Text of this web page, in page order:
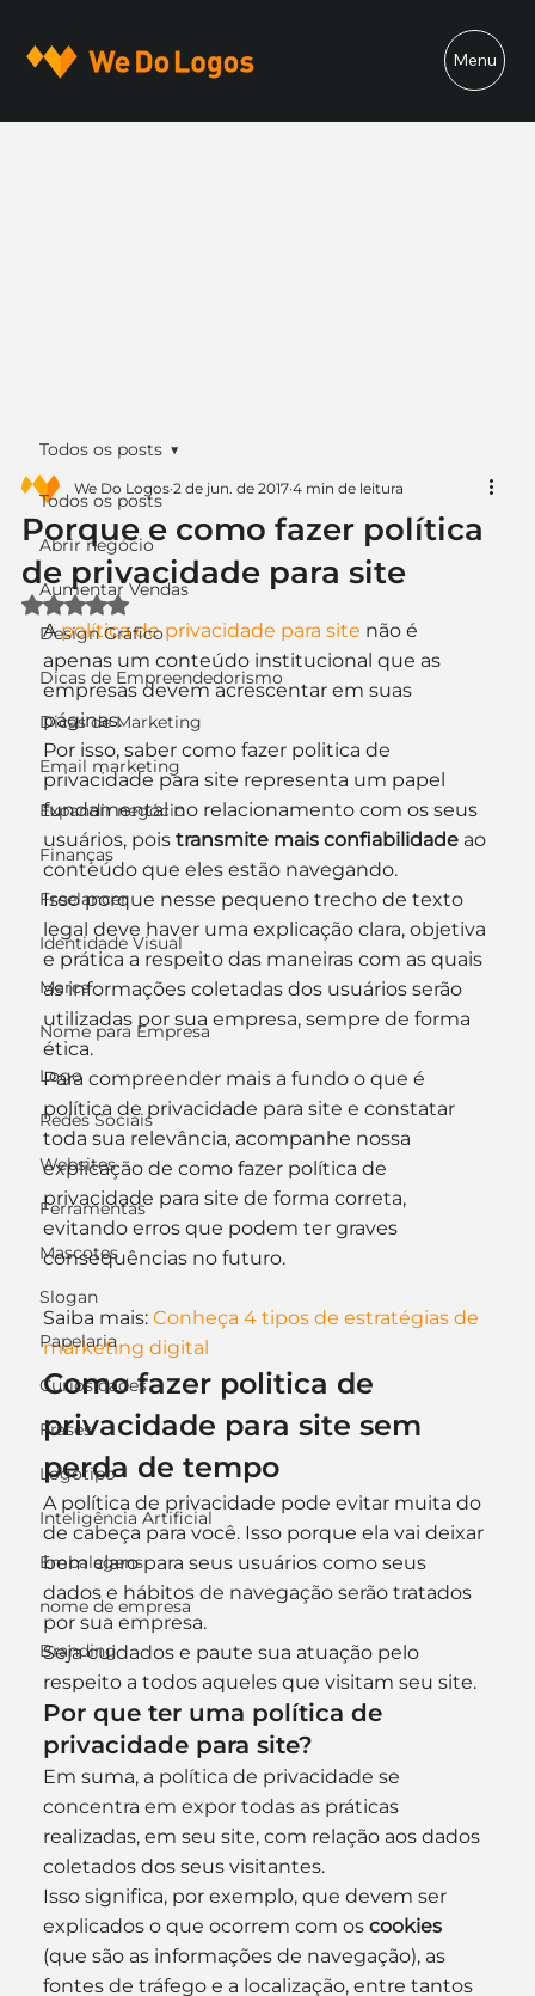
Menu
Todos os posts
Abrir negócio
Aumentar Vendas
Design Gráfico
Dicas de Empreendedorismo
Dicas de Marketing
Email marketing
Expandir negócio
Finanças
Freelancer
Identidade Visual
Marca
Nome para Empresa
Logo
Redes Sociais
Websites
Ferramentas
Mascotes
Slogan
Papelaria
Curiosidades
Frases
Logotipo
Inteligência Artificial
Embalagens
nome de empresa
Branding
Todos os posts
Porque e como fazer política
de privacidade para site
We Do Logos 2 de jun. de 2017 4 min de leitura
Avaliado com NaN de 5 estrelas.
A política de privacidade para site não é
apenas um conteúdo institucional que as
empresas devem acrescentar em suas
páginas.
Por isso, saber como fazer politica de
privacidade para site representa um papel
fundamental no relacionamento com os seus
usuários, pois transmite mais confiabilidade ao
conteúdo que eles estão navegando.
Isso porque nesse pequeno trecho de texto
legal deve haver uma explicação clara, objetiva
e prática a respeito das maneiras com as quais
as informações coletadas dos usuários serão
utilizadas por sua empresa, sempre de forma
ética.
Para compreender mais a fundo o que é
política de privacidade para site e constatar
toda sua relevância, acompanhe nossa
explicação de como fazer política de
privacidade para site de forma correta,
evitando erros que podem ter graves
consequências no futuro.
Saiba mais: Conheça 4 tipos de estratégias de
marketing digital
Como fazer politica de
privacidade para site sem
perda de tempo
A política de privacidade pode evitar muita do
de cabeça para você. Isso porque ela vai deixar
bem claro para seus usuários como seus
dados e hábitos de navegação serão tratados
por sua empresa.
Seja cuidados e paute sua atuação pelo
respeito a todos aqueles que visitam seu site.
Por que ter uma política de
privacidade para site?
Em suma, a política de privacidade se
concentra em expor todas as práticas
realizadas, em seu site, com relação aos dados
coletados dos seus visitantes.
Isso significa, por exemplo, que devem ser
explicados o que ocorrem com os cookies
(que são as informações de navegação), as
fontes de tráfego e a localização, entre tantos